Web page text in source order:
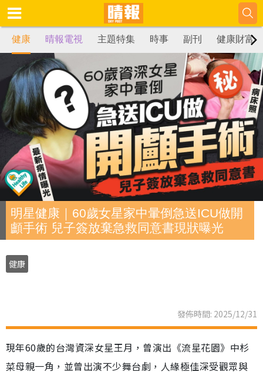
健康 晴報電視 主題特集 時事 副刊 健康財富
明星健康｜60歲女星家中暈倒急送ICU做開
顱手術 兒子簽放棄急救同意書現狀曝光
健康
發佈時間: 2025/12/31
現年60歲的台灣資深女星王月，曾演出《流星花園》中杉
菜母親一角，並曾出演不少舞台劇，人緣極佳深受觀眾與